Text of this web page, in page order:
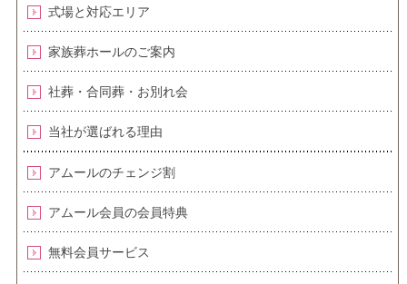
式場と対応エリア
家族葬ホールのご案内
社葬・合同葬・お別れ会
当社が選ばれる理由
アムールのチェンジ割
アムール会員の会員特典
無料会員サービス